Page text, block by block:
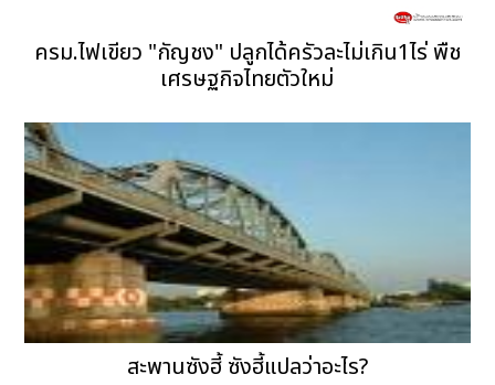
ครม.ไฟเขียว "กัญชง" ปลูกได้ครัวละไม่เกิน1ไร่ พืช
เศรษฐกิจไทยตัวใหม่
สะพานซังฮี้ ซังฮี้แปลว่าอะไร?